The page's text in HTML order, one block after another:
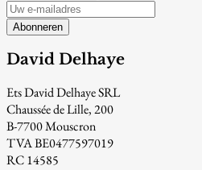
Abonneren
David Delhaye
Ets David Delhaye SRL
Chaussée de Lille, 200
B-7700 Mouscron
TVA BE0477597019
RC 14585